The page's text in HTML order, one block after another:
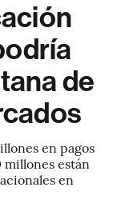
de
en pagos
millones están
en